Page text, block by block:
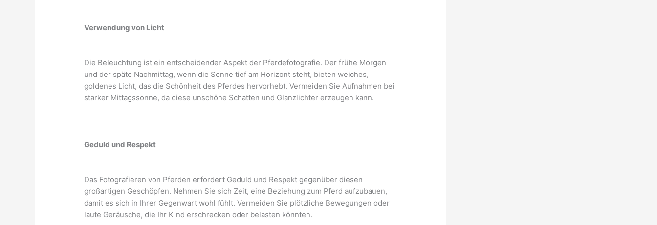
Verwendung von Licht
Die Beleuchtung ist ein entscheidender Aspekt der Pferdefotografie. Der frühe Morgen
und der späte Nachmittag, wenn die Sonne tief am Horizont steht, bieten weiches,
goldenes Licht, das die Schönheit des Pferdes hervorhebt. Vermeiden Sie Aufnahmen bei
starker Mittagssonne, da diese unschöne Schatten und Glanzlichter erzeugen kann.
Geduld und Respekt
Das Fotografieren von Pferden erfordert Geduld und Respekt gegenüber diesen
großartigen Geschöpfen. Nehmen Sie sich Zeit, eine Beziehung zum Pferd aufzubauen,
damit es sich in Ihrer Gegenwart wohl fühlt. Vermeiden Sie plötzliche Bewegungen oder
laute Geräusche, die Ihr Kind erschrecken oder belasten könnten.